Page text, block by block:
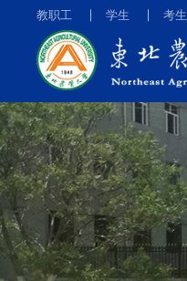
教职工 学生 考生